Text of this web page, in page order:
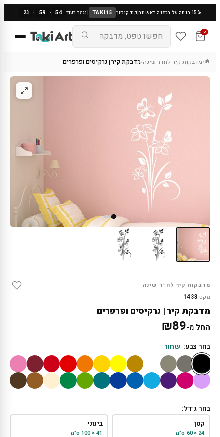
15% הנחה על הזמנה ראשונה |קוד קופון: TAKI15
|נגמר בעוד 23 : 59 : 54
0
›מדבקות קיר לחדר שינה›מדבקת קיר | נרקיסים ופרפרים
מדבקות קיר לחדר שינה
מקט:1433
מדבקת קיר | נרקיסים ופרפרים
החל מ- ₪89
בחר צבע: שחור
בחר גודל:
קטן
24 × 60 ס"מ
בינוני
41 × 100 ס"מ